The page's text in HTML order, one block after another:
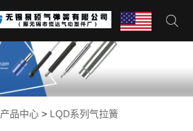
产品中心 > LQD系列气拉簧